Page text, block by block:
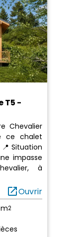
T5 -
Chevalier
ce chalet
Situation
impasse
à
open_in_newOuvrir
m2